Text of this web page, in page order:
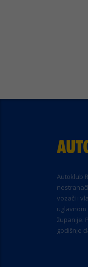
Autoklub
vozači i
uglavnom
županije.
godišnje